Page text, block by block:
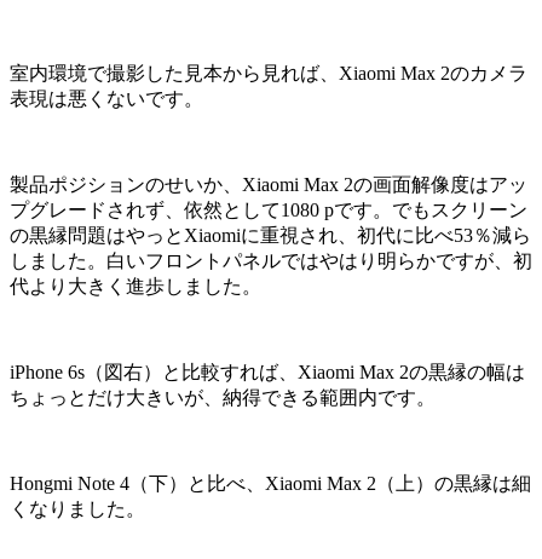
室内環境で撮影した見本から見れば、Xiaomi Max 2のカメラ
表現は悪くないです。
製品ポジションのせいか、Xiaomi Max 2の画面解像度はアッ
プグレードされず、依然として1080 pです。でもスクリーン
の黒縁問題はやっとXiaomiに重視され、初代に比べ53％減ら
しました。白いフロントパネルではやはり明らかですが、初
代より大きく進歩しました。
iPhone 6s（図右）と比較すれば、Xiaomi Max 2の黒縁の幅は
ちょっとだけ大きいが、納得できる範囲内です。
Hongmi Note 4（下）と比べ、Xiaomi Max 2（上）の黒縁は細
くなりました。